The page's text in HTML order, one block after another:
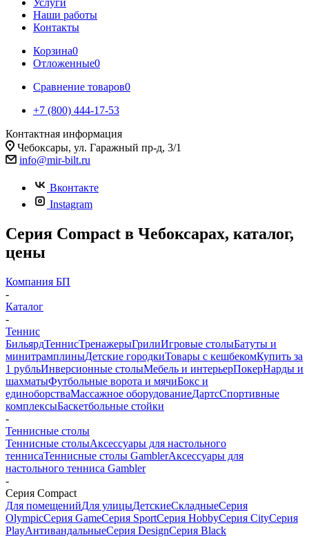
Услуги
Наши работы
Контакты
Корзина0
Отложенные0
Сравнение товаров0
+7 (800) 444-17-53
Контактная информация
Чебоксары, ул. Гаражный пр-д, 3/1
info@mir-bilt.ru
Вконтакте
Instagram
Серия Compact в Чебоксарах, каталог,
цены
Компания БП
-
Каталог
-
Теннис
БильярдТеннисТренажерыГрилиИгровые столыБатуты и
минитрамплиныДетские городкиТовары с кешбекомКупить за
1 рубльИнверсионные столыМебель и интерьерПокерНарды и
шахматыФутбольные ворота и мячиБокс и
единоборстваМассажное оборудованиеДартсСпортивные
комплексыБаскетбольные стойки
-
Теннисные столы
Теннисные столыАксессуары для настольного
теннисаТеннисные столы GamblerАксессуары для
настольного тенниса Gambler
-
Серия Compact
Для помещенийДля улицыДетскиеСкладныеСерия
OlympicСерия GameСерия SportСерия HobbyСерия CityСерия
PlayАнтивандальныеСерия DesignСерия Black